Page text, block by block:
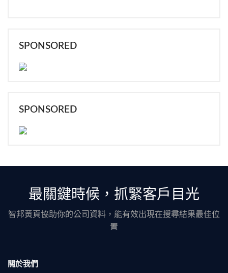
SPONSORED
SPONSORED
最關鍵時候，抓緊客戶目光
智邦黃頁協助你的公司資料，能有效出現在搜尋結果最佳位
置
關於我們